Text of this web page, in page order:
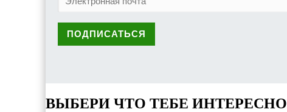
ВЫБЕРИ ЧТО ТЕБЕ ИНТЕРЕСНО